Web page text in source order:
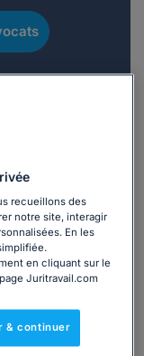
par
recueillons des
notre site, interagir
En les
en cliquant sur le
Juritravail.com
& continuer